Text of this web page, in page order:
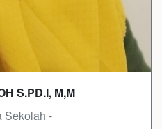
S.PD.I, M,M
Sekolah -